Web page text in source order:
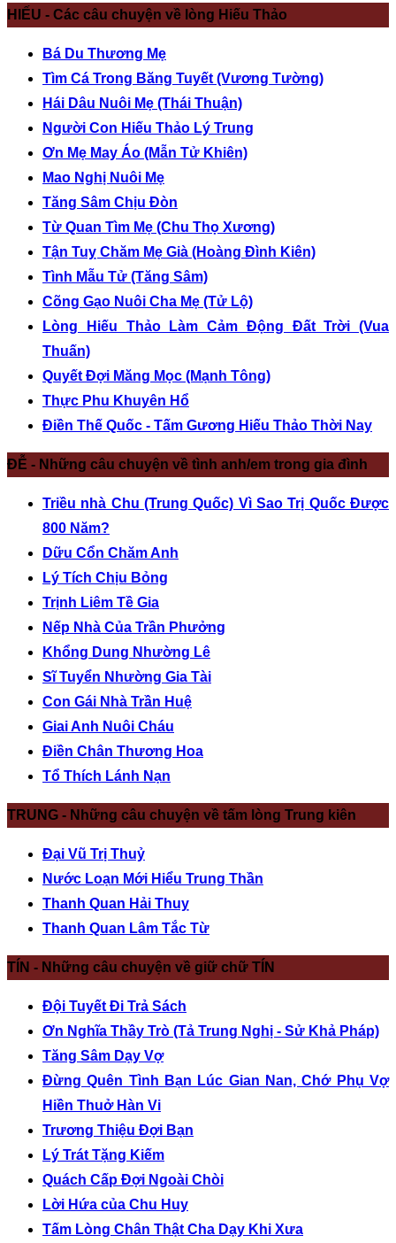
HIẾU - Các câu chuyện về lòng Hiếu Thảo
Bá Du Thương Mẹ
Tìm Cá Trong Băng Tuyết (Vương Tường)
Hái Dâu Nuôi Mẹ (Thái Thuận)
Người Con Hiếu Thảo Lý Trung
Ơn Mẹ May Áo (Mẫn Tử Khiên)
Mao Nghị Nuôi Mẹ
Tăng Sâm Chịu Đòn
Từ Quan Tìm Mẹ (Chu Thọ Xương)
Tận Tuỵ Chăm Mẹ Già (Hoàng Đình Kiên)
Tình Mẫu Tử (Tăng Sâm)
Cõng Gạo Nuôi Cha Mẹ (Tử Lộ)
Lòng Hiếu Thảo Làm Cảm Động Đất Trời (Vua
Thuấn)
Quyết Đợi Măng Mọc (Mạnh Tông)
Thực Phu Khuyên Hổ
Điền Thế Quốc - Tấm Gương Hiếu Thảo Thời Nay
ĐỄ - Những câu chuyện về tình anh/em trong gia đình
Triều nhà Chu (Trung Quốc) Vì Sao Trị Quốc Được
800 Năm?
Dữu Cổn Chăm Anh
Lý Tích Chịu Bỏng
Trịnh Liêm Tề Gia
Nếp Nhà Của Trần Phưởng
Khổng Dung Nhường Lê
Sĩ Tuyển Nhường Gia Tài
Con Gái Nhà Trần Huệ
Giai Anh Nuôi Cháu
Điền Chân Thương Hoa
Tổ Thích Lánh Nạn
TRUNG - Những câu chuyện về tấm lòng Trung kiên
Đại Vũ Trị Thuỷ
Nước Loạn Mới Hiểu Trung Thần
Thanh Quan Hải Thuỵ
Thanh Quan Lâm Tắc Từ
TÍN - Những câu chuyện về giữ chữ TÍN
Đội Tuyết Đi Trả Sách
Ơn Nghĩa Thầy Trò (Tả Trung Nghị - Sử Khả Pháp)
Tăng Sâm Dạy Vợ
Đừng Quên Tình Bạn Lúc Gian Nan, Chớ Phụ Vợ
Hiền Thuở Hàn Vi
Trương Thiệu Đợi Bạn
Lý Trát Tặng Kiếm
Quách Cấp Đợi Ngoài Chòi
Lời Hứa của Chu Huy
Tấm Lòng Chân Thật Cha Dạy Khi Xưa